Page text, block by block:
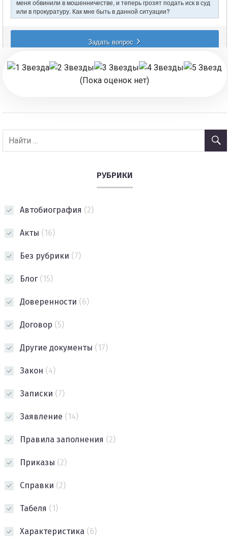
(Пока оценок нет)
РУБРИКИ
Автобиография (2)
Акты (16)
Без рубрики (7)
Блог(15)
Доверенности (6)
Договор (5)
Другие документы (17)
Закон (4)
Записки (7)
Заявление (14)
Правила заполнения (2)
Приказы (2)
Справки (2)
Табеля (1)
Характеристика (6)